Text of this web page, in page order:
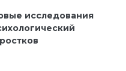
исследования